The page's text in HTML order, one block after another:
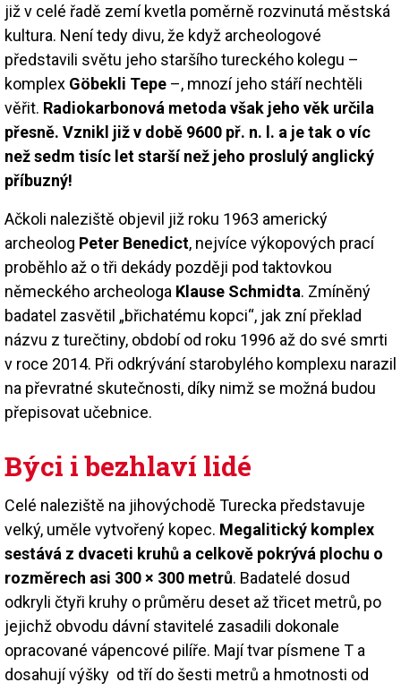
již v celé řadě zemí kvetla poměrně rozvinutá městská
kultura. Není tedy divu, že když archeologové
představili světu jeho staršího tureckého kolegu –
komplex Göbekli Tepe –, mnozí jeho stáří nechtěli
věřit. Radiokarbonová metoda však jeho věk určila
přesně. Vznikl již v době 9600 př. n. l. a je tak o víc
než sedm tisíc let starší než jeho proslulý anglický
příbuzný!
Ačkoli naleziště objevil již roku 1963 americký
archeolog Peter Benedict, nejvíce výkopových prací
proběhlo až o tři dekády později pod taktovkou
německého archeologa Klause Schmidta. Zmíněný
badatel zasvětil „břichatému kopci“, jak zní překlad
názvu z turečtiny, období od roku 1996 až do své smrti
v roce 2014. Při odkrývání starobylého komplexu narazil
na převratné skutečnosti, díky nimž se možná budou
přepisovat učebnice.
Býci i bezhlaví lidé
Celé naleziště na jihovýchodě Turecka představuje
velký, uměle vytvořený kopec. Megalitický komplex
sestává z dvaceti kruhů a celkově pokrývá plochu o
rozměrech asi 300 × 300 metrů. Badatelé dosud
odkryli čtyři kruhy o průměru deset až třicet metrů, po
jejichž obvodu dávní stavitelé zasadili dokonale
opracované vápencové pilíře. Mají tvar písmene T a
dosahují výšky od tří do šesti metrů a hmotnosti od